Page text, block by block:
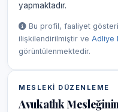
yapmaktadır.
Bu profil, faaliyet
ilişkilendirilmiştir ve Adliye
görüntülenmektedir.
MESLEKI DÜZENLEME
Avukatlık